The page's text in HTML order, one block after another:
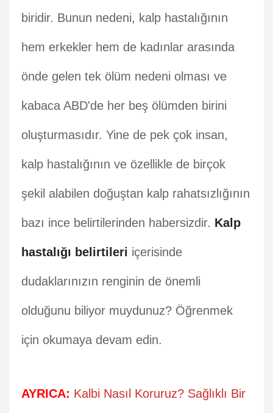
biridir. Bunun nedeni, kalp hastalığının
hem erkekler hem de kadınlar arasında
önde gelen tek ölüm nedeni olması ve
kabaca ABD'de her beş ölümden birini
oluşturmasıdır. Yine de pek çok insan,
kalp hastalığının ve özellikle de birçok
şekil alabilen doğuştan kalp rahatsızlığının
bazı ince belirtilerinden habersizdir. Kalp
hastalığı belirtileri içerisinde
dudaklarınızın renginin de önemli
olduğunu biliyor muydunuz? Öğrenmek
için okumaya devam edin.
AYRICA: Kalbi Nasıl Koruruz? Sağlıklı Bir